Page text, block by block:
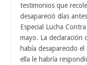
testimonios que
desapareció días
Especial Lucha
mayo. La declaración
había desaparecido
ella le habría